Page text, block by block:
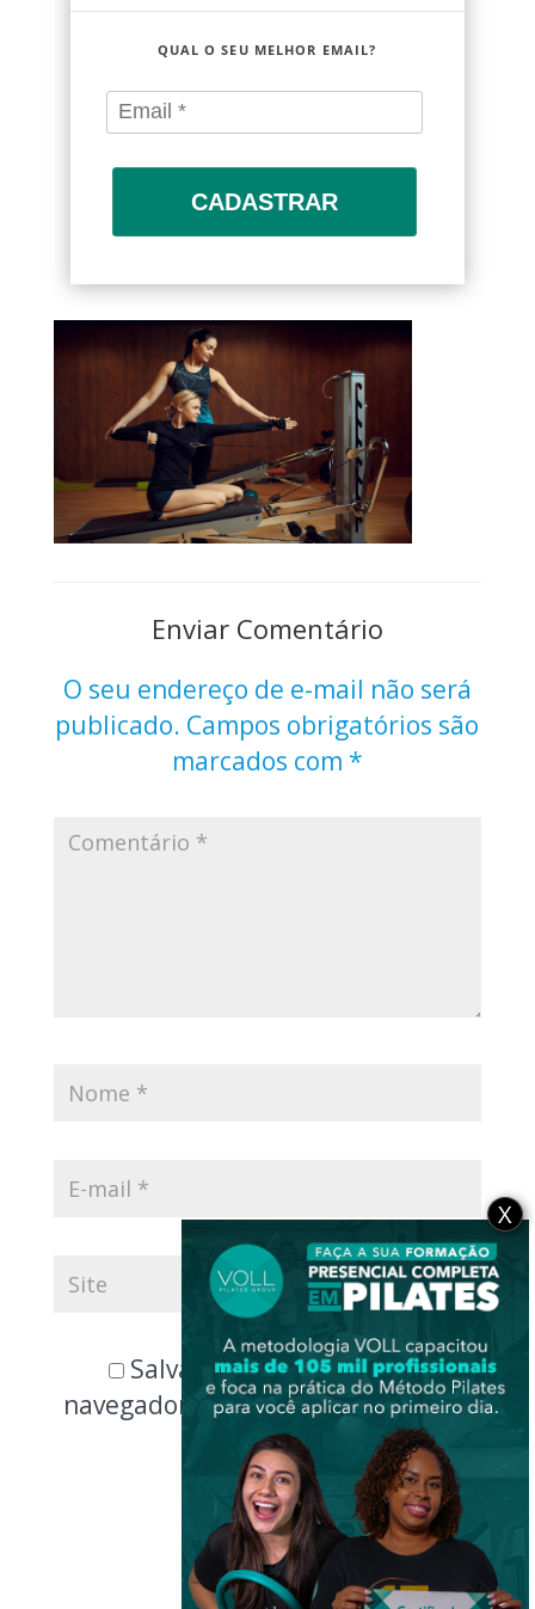
QUAL O SEU MELHOR EMAIL?
CADASTRAR
Enviar Comentário
O seu endereço de e-mail não será
publicado. Campos obrigatórios são
marcados com *
Salvar meus dados neste
navegador para a próxima vez que
eu comentar.
X